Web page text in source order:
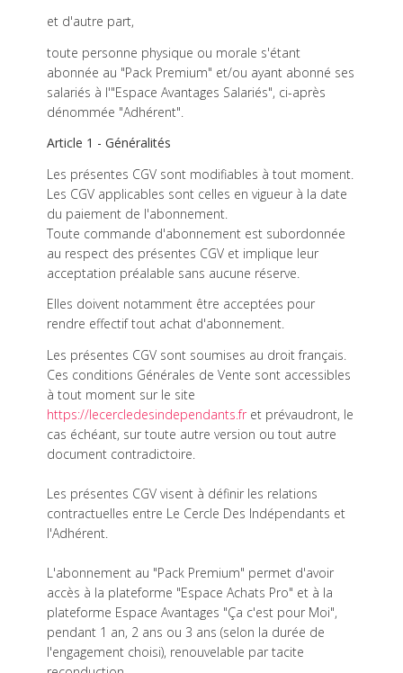
et d'autre part,
toute personne physique ou morale s'étant
abonnée au "Pack Premium" et/ou ayant abonné ses
salariés à l'"Espace Avantages Salariés", ci-après
dénommée "Adhérent".
Article 1 - Généralités
Les présentes CGV sont modifiables à tout moment.
Les CGV applicables sont celles en vigueur à la date
du paiement de l'abonnement.
Toute commande d'abonnement est subordonnée
au respect des présentes CGV et implique leur
acceptation préalable sans aucune réserve.
Elles doivent notamment être acceptées pour
rendre effectif tout achat d'abonnement.
Les présentes CGV sont soumises au droit français.
Ces conditions Générales de Vente sont accessibles
à tout moment sur le site
https://lecercledesindependants.fr et prévaudront, le
cas échéant, sur toute autre version ou tout autre
document contradictoire.
Les présentes CGV visent à définir les relations
contractuelles entre Le Cercle Des Indépendants et
l'Adhérent.
L'abonnement au "Pack Premium" permet d'avoir
accès à la plateforme "Espace Achats Pro" et à la
plateforme Espace Avantages "Ça c'est pour Moi",
pendant 1 an, 2 ans ou 3 ans (selon la durée de
l'engagement choisi), renouvelable par tacite